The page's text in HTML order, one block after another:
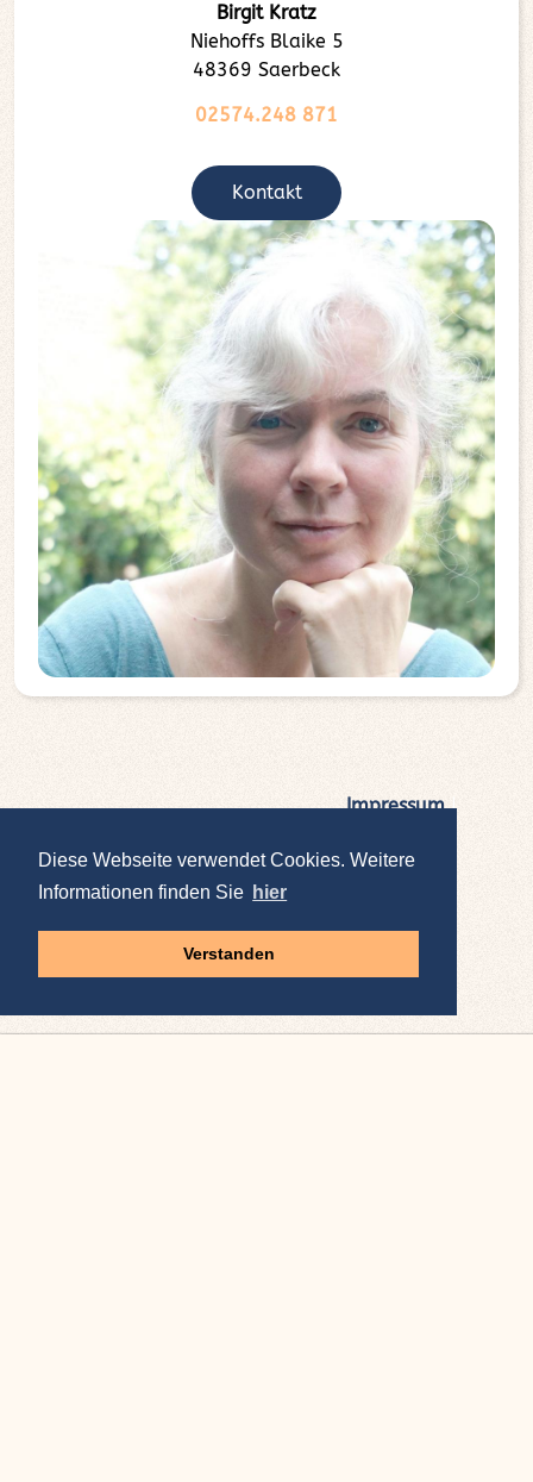
Diese Webseite verwendet Cookies. Weitere
Informationen finden Sie hier
Verstanden
Birgit Kratz
Niehoffs Blaike 5
48369 Saerbeck
02574.248 871
Kontakt
Impressum|